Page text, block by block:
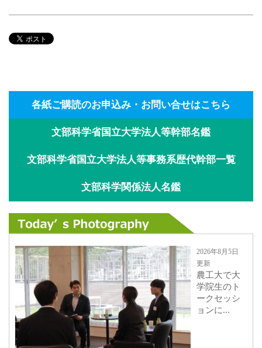
各紙ご購読のお申込み・お問い合せはこちら
文部科学省国立大学法人等幹部名鑑
文部科学省国立大学法人等事務系歴代幹部一覧
文部科学関係法人名鑑
2026年8月5日
更新
農工大で大
学院生のト
ークセッシ
ョンに...